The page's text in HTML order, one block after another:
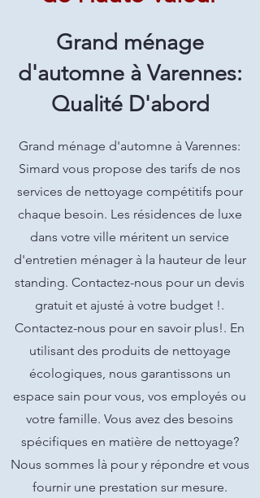
Grand ménage
d'automne à Varennes:
Qualité D'abord
Grand ménage d'automne à Varennes:
Simard vous propose des tarifs de nos
services de nettoyage compétitifs pour
chaque besoin. Les résidences de luxe
dans votre ville méritent un service
d'entretien ménager à la hauteur de leur
standing. Contactez-nous pour un devis
gratuit et ajusté à votre budget !.
Contactez-nous pour en savoir plus!. En
utilisant des produits de nettoyage
écologiques, nous garantissons un
espace sain pour vous, vos employés ou
votre famille. Vous avez des besoins
spécifiques en matière de nettoyage?
Nous sommes là pour y répondre et vous
fournir une prestation sur mesure.